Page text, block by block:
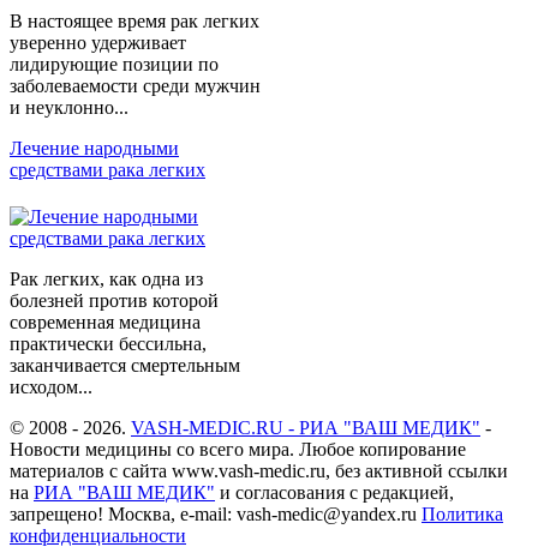
В настоящее время рак легких
уверенно удерживает
лидирующие позиции по
заболеваемости среди мужчин
и неуклонно...
Лечение народными
средствами рака легких
Рак легких, как одна из
болезней против которой
современная медицина
практически бессильна,
заканчивается смертельным
исходом...
© 2008 - 2026. VASH-MEDIC.RU - РИА "ВАШ МЕДИК" -
Новости медицины со всего мира. Любое копирование
материалов с сайта www.vash-medic.ru, без активной ссылки
на РИА "ВАШ МЕДИК" и согласования с редакцией,
запрещено! Москва, e-mail: vash-medic@yandex.ru Политика
конфиденциальности